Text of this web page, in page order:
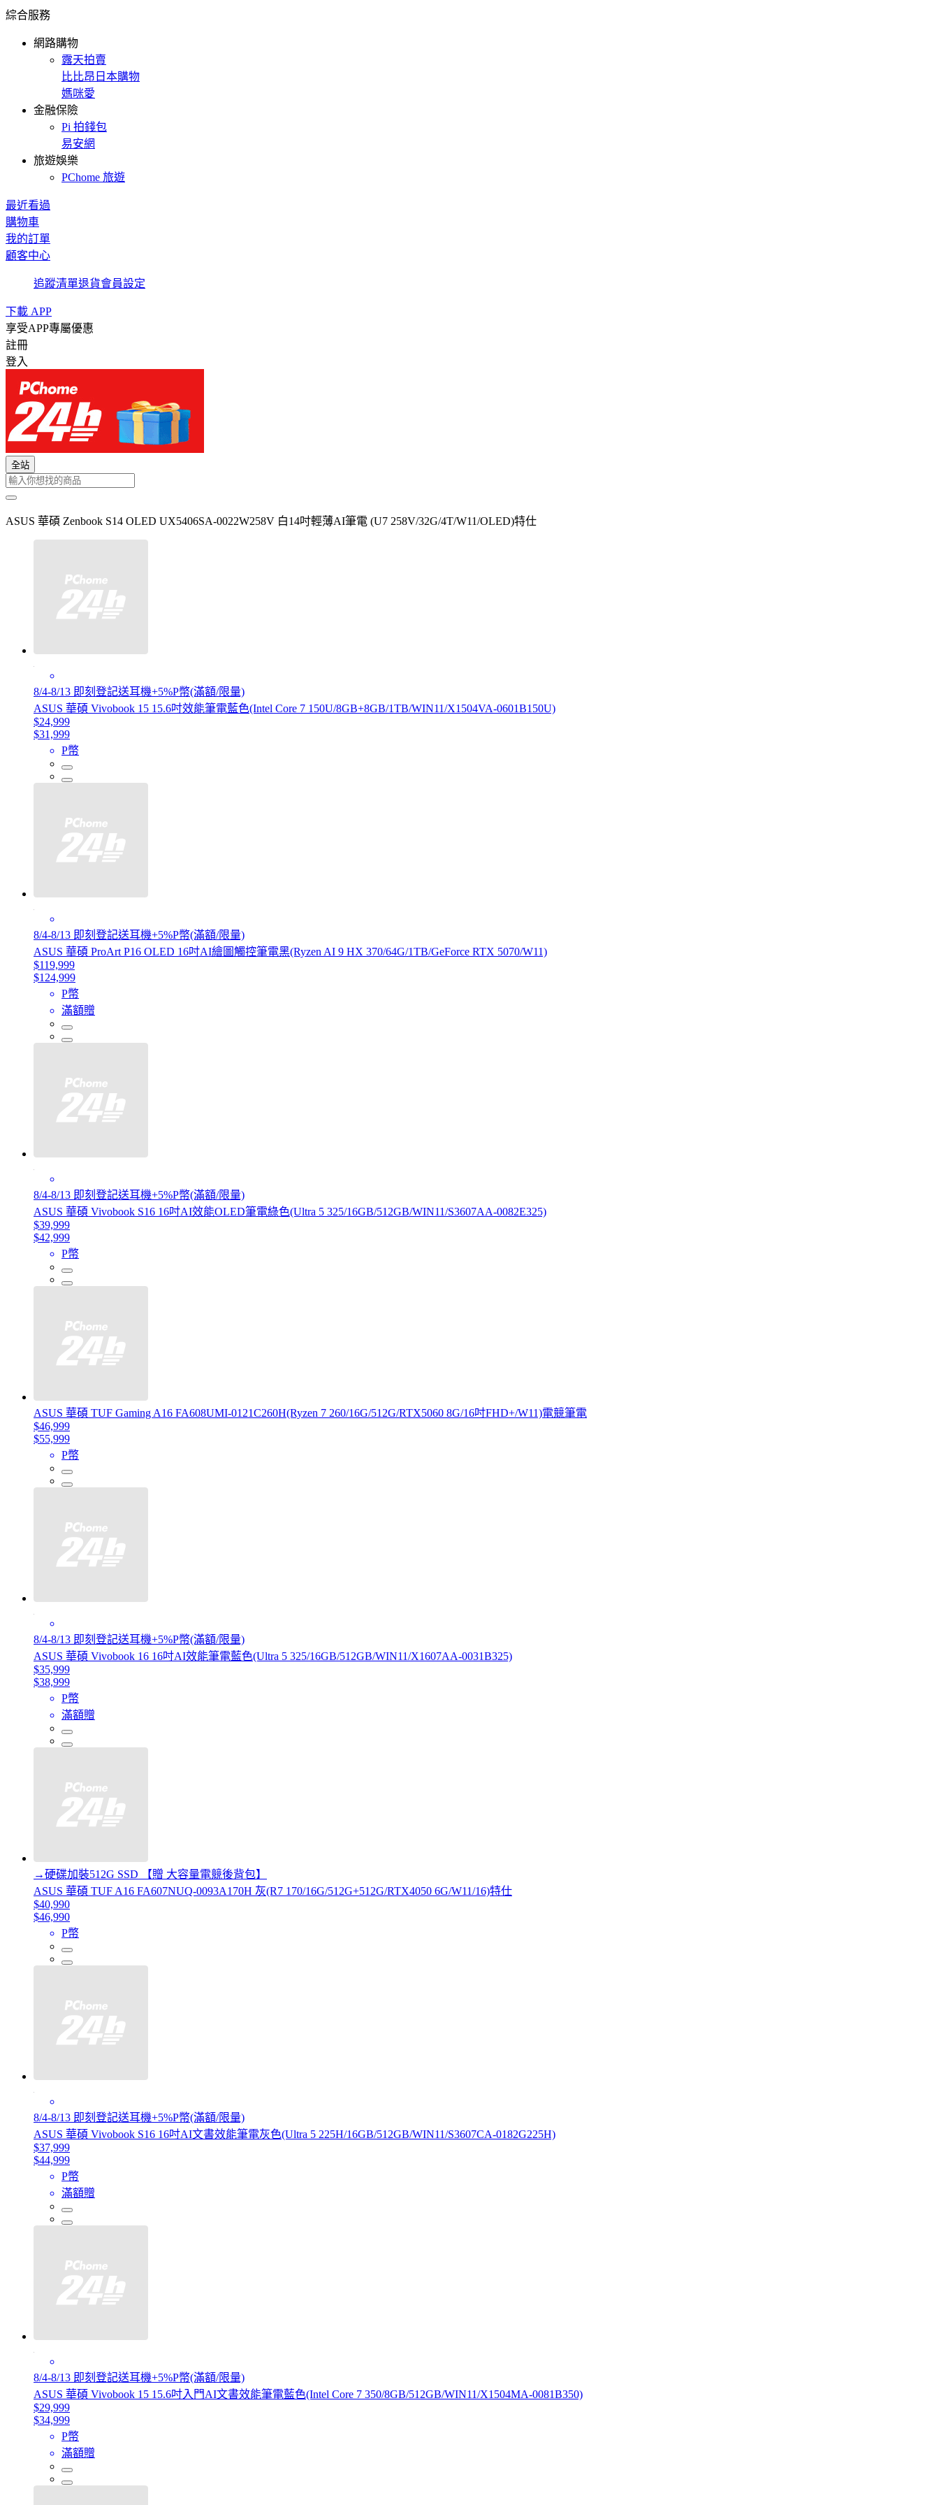
綜合服務
網路購物
露天拍賣
比比昂日本購物
媽咪愛
金融保險
Pi 拍錢包
易安網
旅遊娛樂
PChome 旅遊
最近看過
購物車
我的訂單
顧客中心
追蹤清單退貨會員設定
下載 APP
享受APP專屬優惠
註冊
登入
全站
ASUS 華碩 Zenbook S14 OLED UX5406SA-0022W258V 白14吋輕薄AI筆電 (U7 258V/32G/4T/W11/OLED)特仕
8/4-8/13 即刻登記送耳機+5%P幣(滿額/限量)
ASUS 華碩 Vivobook 15 15.6吋效能筆電藍色(Intel Core 7 150U/8GB+8GB/1TB/WIN11/X1504VA-0601B150U)
$24,999
$31,999
P幣
8/4-8/13 即刻登記送耳機+5%P幣(滿額/限量)
ASUS 華碩 ProArt P16 OLED 16吋AI繪圖觸控筆電黑(Ryzen AI 9 HX 370/64G/1TB/GeForce RTX 5070/W11)
$119,999
$124,999
P幣
滿額贈
8/4-8/13 即刻登記送耳機+5%P幣(滿額/限量)
ASUS 華碩 Vivobook S16 16吋AI效能OLED筆電綠色(Ultra 5 325/16GB/512GB/WIN11/S3607AA-0082E325)
$39,999
$42,999
P幣
ASUS 華碩 TUF Gaming A16 FA608UMI-0121C260H(Ryzen 7 260/16G/512G/RTX5060 8G/16吋FHD+/W11)電競筆電
$46,999
$55,999
P幣
8/4-8/13 即刻登記送耳機+5%P幣(滿額/限量)
ASUS 華碩 Vivobook 16 16吋AI效能筆電藍色(Ultra 5 325/16GB/512GB/WIN11/X1607AA-0031B325)
$35,999
$38,999
P幣
滿額贈
→硬碟加裝512G SSD 【贈 大容量電競後背包】
ASUS 華碩 TUF A16 FA607NUQ-0093A170H 灰(R7 170/16G/512G+512G/RTX4050 6G/W11/16)特仕
$40,990
$46,990
P幣
8/4-8/13 即刻登記送耳機+5%P幣(滿額/限量)
ASUS 華碩 Vivobook S16 16吋AI文書效能筆電灰色(Ultra 5 225H/16GB/512GB/WIN11/S3607CA-0182G225H)
$37,999
$44,999
P幣
滿額贈
8/4-8/13 即刻登記送耳機+5%P幣(滿額/限量)
ASUS 華碩 Vivobook 15 15.6吋入門AI文書效能筆電藍色(Intel Core 7 350/8GB/512GB/WIN11/X1504MA-0081B350)
$29,999
$34,999
P幣
滿額贈